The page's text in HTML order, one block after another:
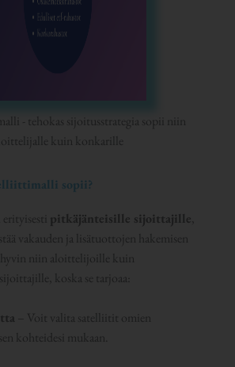
- tehokas sijoitusstrategia sopii niin
kuin konkarille
sopii?
pitkäjänteisille sijoittajille
vakauden ja lisätuottojen hakemisen
niin aloittelijoille kuin
koska se tarjoaa:
– Voit valita satelliitit omien
kohteidesi mukaan.